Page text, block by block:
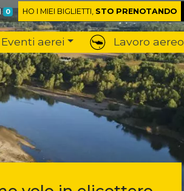
0 HO I MIEI BIGLIETTI, STO PRENOTANDO
aerei Lavoro aereo